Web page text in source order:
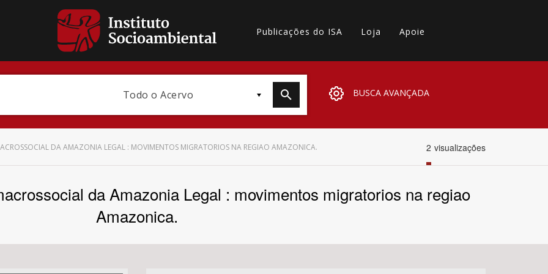
Publicações do ISA Loja Apoie
Todo o Acervo BUSCA AVANÇADA
DA AMAZONIA LEGAL : MOVIMENTOS MIGRATORIOS NA REGIAO AMAZONICA. 2 visualizações
da Amazonia Legal : movimentos migratorios na regiao
Amazonica.